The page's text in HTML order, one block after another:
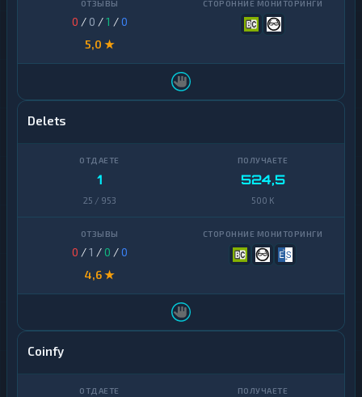
0 / 0 /1 /0
5,0 ★
Delets
1
25 / 953
524,5
500 K
0 /1 /0 /0
4,6 ★
Coinfy